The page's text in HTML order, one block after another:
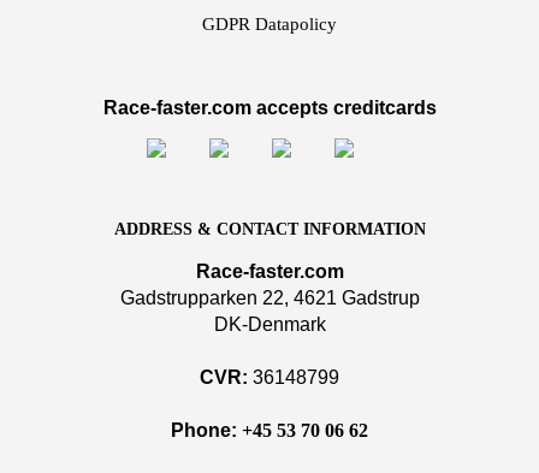
GDPR Datapolicy
Race-faster.com accepts creditcards
ADDRESS & CONTACT INFORMATION
Race-faster.com
Gadstrupparken 22, 4621 Gadstrup
DK-Denmark
CVR: 36148799
Phone: +45 53 70 06 62